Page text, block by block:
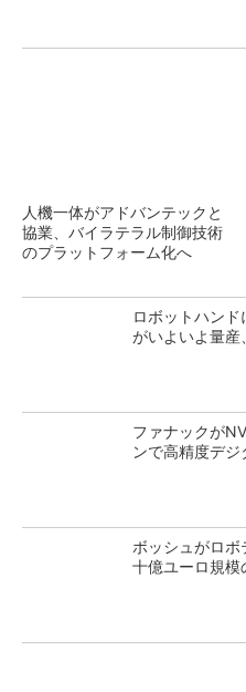
人機一体がアドバンテックと
協業、バイラテラル制御技術
のプラットフォーム化へ
ロボットハン
がいよいよ量
ファナックが
ンで高精度デジ
ボッシュがロ
十億ユーロ規模